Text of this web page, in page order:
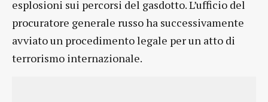
esplosioni sui percorsi del gasdotto. L’ufficio del
procuratore generale russo ha successivamente
avviato un procedimento legale per un atto di
terrorismo internazionale.